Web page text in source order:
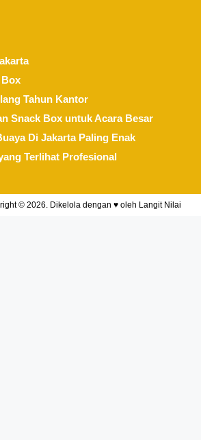
Box
Tahun Kantor
Snack Box untuk Acara Besar
Di Jakarta Paling Enak
Terlihat Profesional
© 2026. Dikelola dengan ♥ oleh Langit Nilai